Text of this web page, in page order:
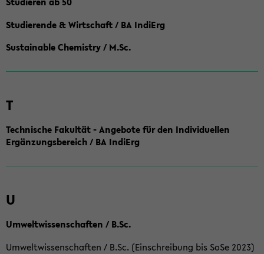
Studierende & Wirtschaft / BA IndiErg
Sustainable Chemistry / M.Sc.
T
Technische Fakultät - Angebote für den Individuellen
Ergänzungsbereich / BA IndiErg
U
Umweltwissenschaften / B.Sc.
Umweltwissenschaften / B.Sc. (Einschreibung bis SoSe 2023)